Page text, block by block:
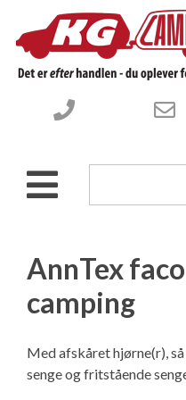
Nye Campingvogne
Brugte engros
Autocampere og Vans
Brugte Autocampere
Engros
Værksted
Værksted –
Om os
AnnTex
camping
Med afskåret hjørne(r),
senge og fritstående